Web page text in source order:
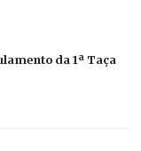
da 1ª Taça